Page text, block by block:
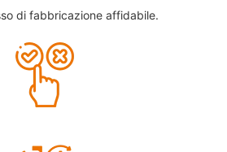
di fabbricazione affidabile.